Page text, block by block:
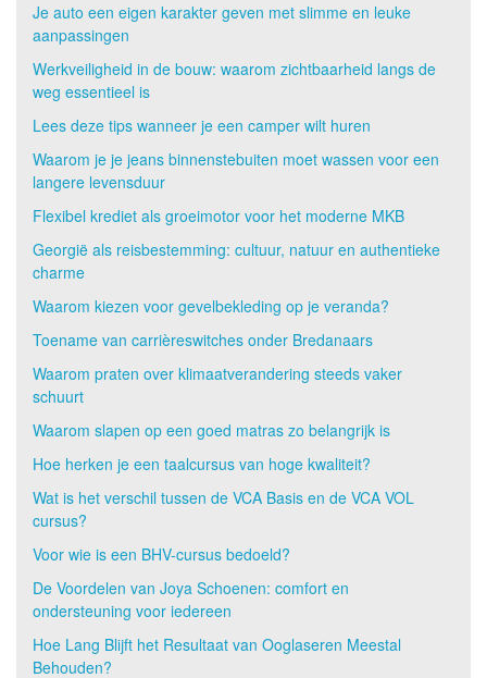
Je auto een eigen karakter geven met slimme en leuke
aanpassingen
Werkveiligheid in de bouw: waarom zichtbaarheid langs de
weg essentieel is
Lees deze tips wanneer je een camper wilt huren
Waarom je je jeans binnenstebuiten moet wassen voor een
langere levensduur
Flexibel krediet als groeimotor voor het moderne MKB
Georgië als reisbestemming: cultuur, natuur en authentieke
charme
Waarom kiezen voor gevelbekleding op je veranda?
Toename van carrièreswitches onder Bredanaars
Waarom praten over klimaatverandering steeds vaker
schuurt
Waarom slapen op een goed matras zo belangrijk is
Hoe herken je een taalcursus van hoge kwaliteit?
Wat is het verschil tussen de VCA Basis en de VCA VOL
cursus?
Voor wie is een BHV-cursus bedoeld?
De Voordelen van Joya Schoenen: comfort en
ondersteuning voor iedereen
Hoe Lang Blijft het Resultaat van Ooglaseren Meestal
Behouden?